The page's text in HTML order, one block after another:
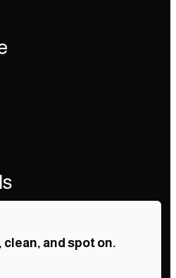
clean, and spot on.